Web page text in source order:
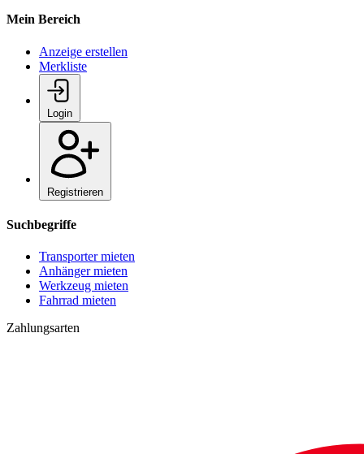
Mein Bereich
Anzeige erstellen
Merkliste
Login
Registrieren
Suchbegriffe
Transporter mieten
Anhänger mieten
Werkzeug mieten
Fahrrad mieten
Zahlungsarten